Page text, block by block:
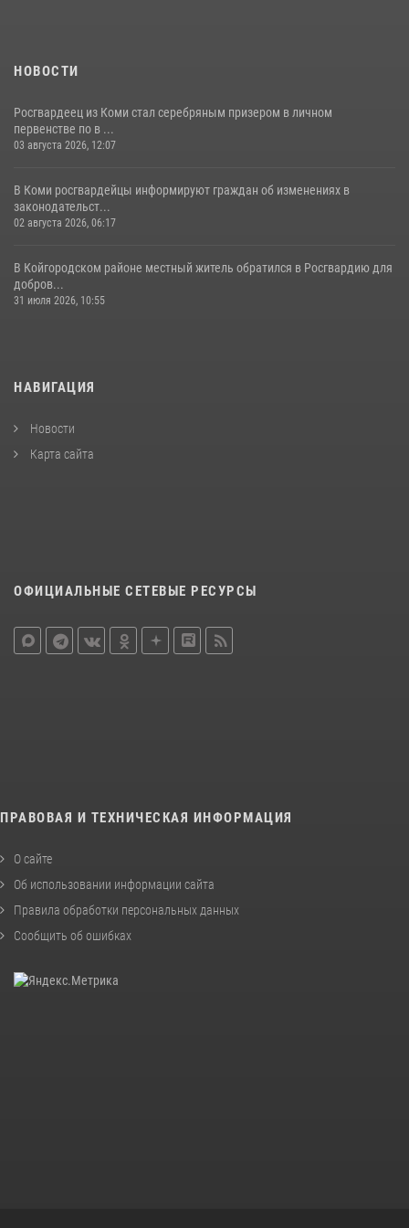
НОВОСТИ
Росгвардеец из Коми стал серебряным призером в личном
первенстве по в ...
03 августа 2026, 12:07
В Коми росгвардейцы информируют граждан об изменениях в
законодательст...
02 августа 2026, 06:17
В Койгородском районе местный житель обратился в Росгвардию для
добров...
31 июля 2026, 10:55
НАВИГАЦИЯ
Новости
Карта сайта
ОФИЦИАЛЬНЫЕ СЕТЕВЫЕ РЕСУРСЫ
ПРАВОВАЯ И ТЕХНИЧЕСКАЯ ИНФОРМАЦИЯ
О сайте
Об использовании информации сайта
Правила обработки персональных данных
Сообщить об ошибках